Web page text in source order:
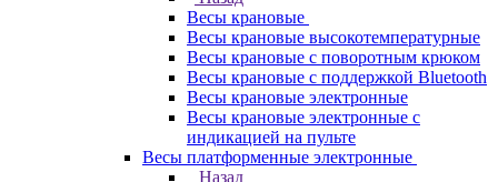
Весы крановые
Весы крановые высокотемпературные
Весы крановые с поворотным крюком
Весы крановые с поддержкой Bluetooth
Весы крановые электронные
Весы крановые электронные с
индикацией на пульте
Весы платформенные электронные
Назад